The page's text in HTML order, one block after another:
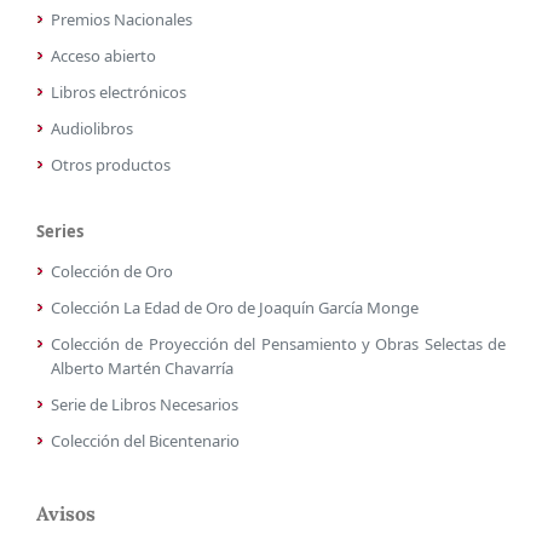
Premios Nacionales
Acceso abierto
Libros electrónicos
Audiolibros
Otros productos
Series
Colección de Oro
Colección La Edad de Oro de Joaquín García Monge
Colección de Proyección del Pensamiento y Obras Selectas de
Alberto Martén Chavarría
Serie de Libros Necesarios
Colección del Bicentenario
Avisos